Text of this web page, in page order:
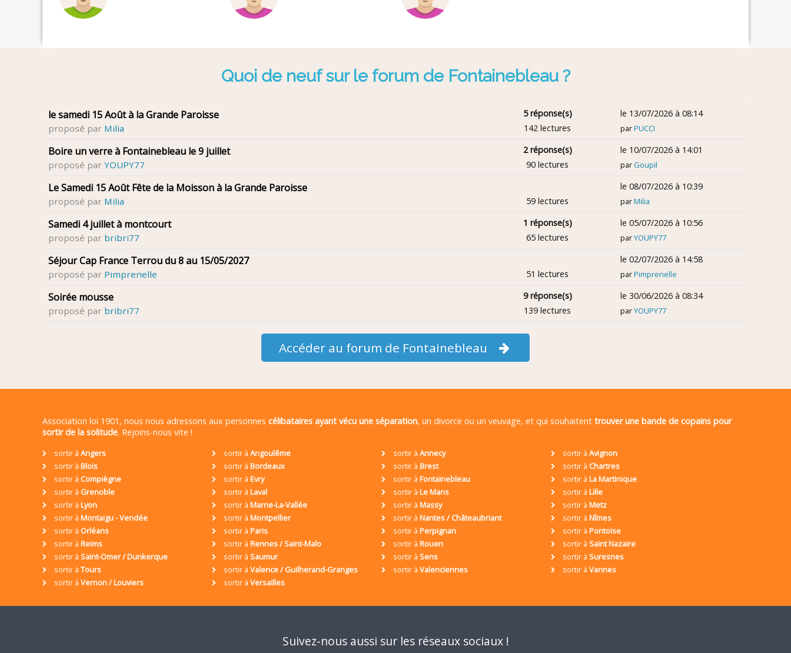
Quoi de neuf sur le forum de Fontainebleau ?
le samedi 15 Août à la Grande Paroisse
proposé par Milia
5 réponse(s)
142 lectures
le 13/07/2026 à 08:14
parPUCCI
Boire un verre à Fontainebleau le 9 juillet
proposé par YOUPY77
2 réponse(s)
90 lectures
le 10/07/2026 à 14:01
parGoupil
Le Samedi 15 Août Fête de la Moisson à la Grande Paroisse
proposé par Milia 59 lectures
le 08/07/2026 à 10:39
parMilia
Samedi 4 juillet à montcourt
proposé par bribri77
1 réponse(s)
65 lectures
le 05/07/2026 à 10:56
parYOUPY77
Séjour Cap France Terrou du 8 au 15/05/2027
proposé par Pimprenelle 51 lectures
le 02/07/2026 à 14:58
parPimprenelle
Soirée mousse
proposé par bribri77
9 réponse(s)
139 lectures
le 30/06/2026 à 08:34
parYOUPY77
Accéder au forum de Fontainebleau
Association loi 1901, nous nous adressons aux personnes célibataires ayant vécu une séparation, un divorce ou un veuvage, et qui souhaitent trouver une bande de copains pour
sortir de la solitude. Rejoins-nous vite !
sortir à Angers sortir à Angoulême sortir à Annecy sortir à Avignon
sortir à Blois sortir à Bordeaux sortir à Brest sortir à Chartres
sortir à Compiègne sortir à Evry sortir à Fontainebleau sortir à La Martinique
sortir à Grenoble sortir à Laval sortir à Le Mans sortir à Lille
sortir à Lyon sortir à Marne-La-Vallée sortir à Massy sortir à Metz
sortir à Montaigu - Vendée sortir à Montpellier sortir à Nantes / Châteaubriant sortir à Nîmes
sortir à Orléans sortir à Paris sortir à Perpignan sortir à Pontoise
sortir à Reims sortir à Rennes / Saint-Malo sortir à Rouen sortir à Saint Nazaire
sortir à Saint-Omer / Dunkerque sortir à Saumur sortir à Sens sortir à Suresnes
sortir à Tours sortir à Valence / Guilherand-Granges sortir à Valenciennes sortir à Vannes
sortir à Vernon / Louviers sortir à Versailles
Suivez-nous aussi sur les réseaux sociaux !